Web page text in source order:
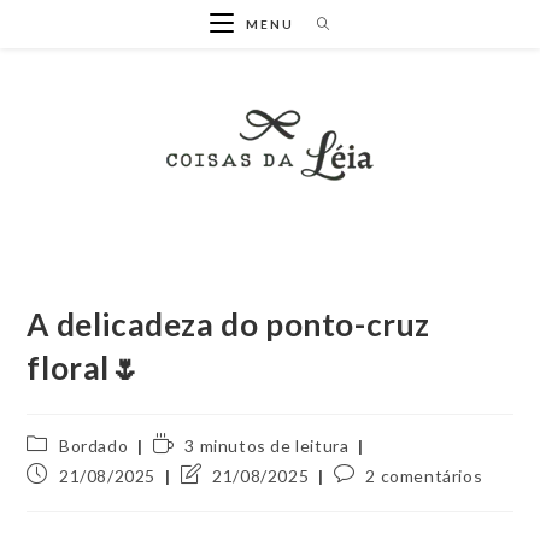
MENU
A delicadeza do ponto-cruz
floral🌷
Categoria
do
post:
Bordado
Tempo
de
leitura:
3 minutos de leitura
Post21/08/2025
Última21/08/2025
Comentários
2 comentários